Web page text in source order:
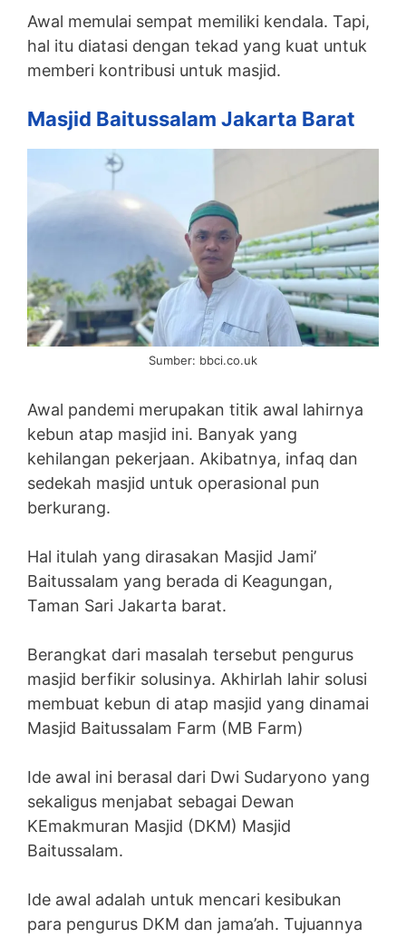
Awal memulai sempat memiliki kendala. Tapi,
hal itu diatasi dengan tekad yang kuat untuk
memberi kontribusi untuk masjid.
Masjid Baitussalam Jakarta Barat
Sumber: bbci.co.uk
Awal pandemi merupakan titik awal lahirnya
kebun atap masjid ini. Banyak yang
kehilangan pekerjaan. Akibatnya, infaq dan
sedekah masjid untuk operasional pun
berkurang.
Hal itulah yang dirasakan Masjid Jami’
Baitussalam yang berada di Keagungan,
Taman Sari Jakarta barat.
Berangkat dari masalah tersebut pengurus
masjid berfikir solusinya. Akhirlah lahir solusi
membuat kebun di atap masjid yang dinamai
Masjid Baitussalam Farm (MB Farm)
Ide awal ini berasal dari Dwi Sudaryono yang
sekaligus menjabat sebagai Dewan
KEmakmuran Masjid (DKM) Masjid
Baitussalam.
Ide awal adalah untuk mencari kesibukan
para pengurus DKM dan jama’ah. Tujuannya